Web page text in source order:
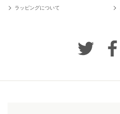
ラッピングについて